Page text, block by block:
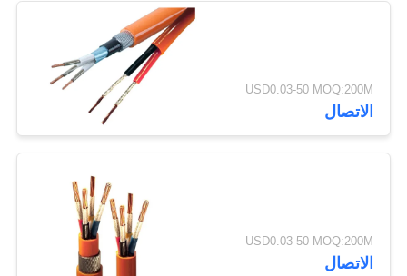
USD0.03-50 MOQ:200M
الاتصال
USD0.03-50 MOQ:200M
الاتصال